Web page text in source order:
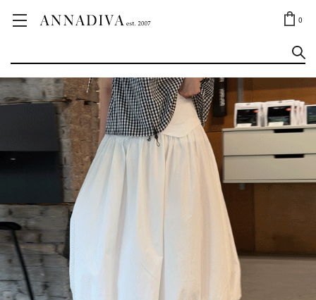
0
ANNA JEWELRY